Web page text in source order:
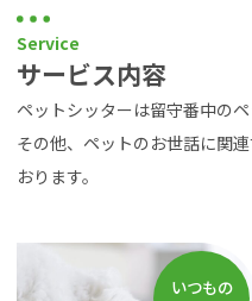
Service
サービス内容
ペットシッターは留守番中の
その他、ペットのお世話に関
おります。
いつもの